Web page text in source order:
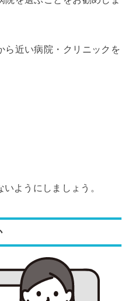
ら近い病院・クリニックを
ようにしましょう。